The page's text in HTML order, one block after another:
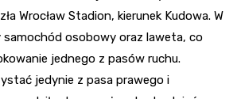
Wrocław Stadion, kierunek Kudowa. W
samochód osobowy oraz laweta, co
jednego z pasów ruchu.
jedynie z pasa prawego i